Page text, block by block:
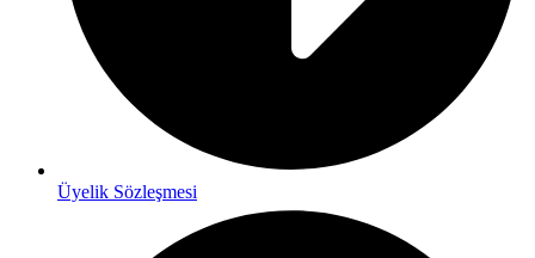
Üyelik Sözleşmesi